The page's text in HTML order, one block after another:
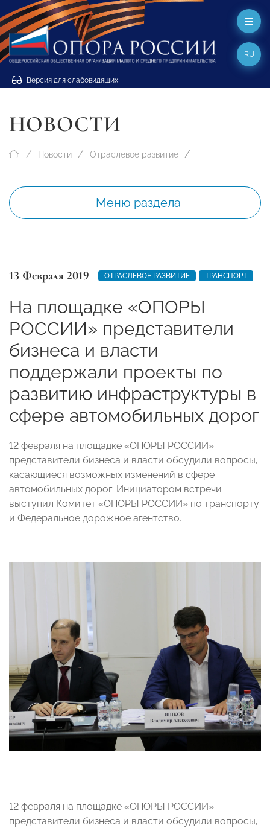
Версия для слабовидящих
RU
НОВОСТИ
Новости Отраслевое развитие
Меню раздела
13 Февраля 2019 ОТРАСЛЕВОЕ РАЗВИТИЕ ТРАНСПОРТ
На площадке «ОПОРЫ
РОССИИ» представители
бизнеса и власти
поддержали проекты по
развитию инфраструктуры в
сфере автомобильных дорог
12 февраля на площадке «ОПОРЫ РОССИИ»
представители бизнеса и власти обсудили вопросы,
касающиеся возможных изменений в сфере
автомобильных дорог. Инициатором встречи
выступил Комитет «ОПОРЫ РОССИИ» по транспорту
и Федеральное дорожное агентство.
12 февраля на площадке «ОПОРЫ РОССИИ»
представители бизнеса и власти обсудили вопросы,